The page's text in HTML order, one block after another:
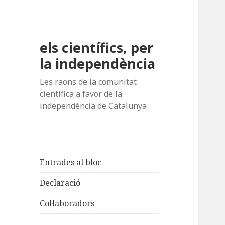
els científics, per
la independència
Les raons de la comunitat
científica a favor de la
independència de Catalunya
Entrades al bloc
Declaració
Col·laboradors